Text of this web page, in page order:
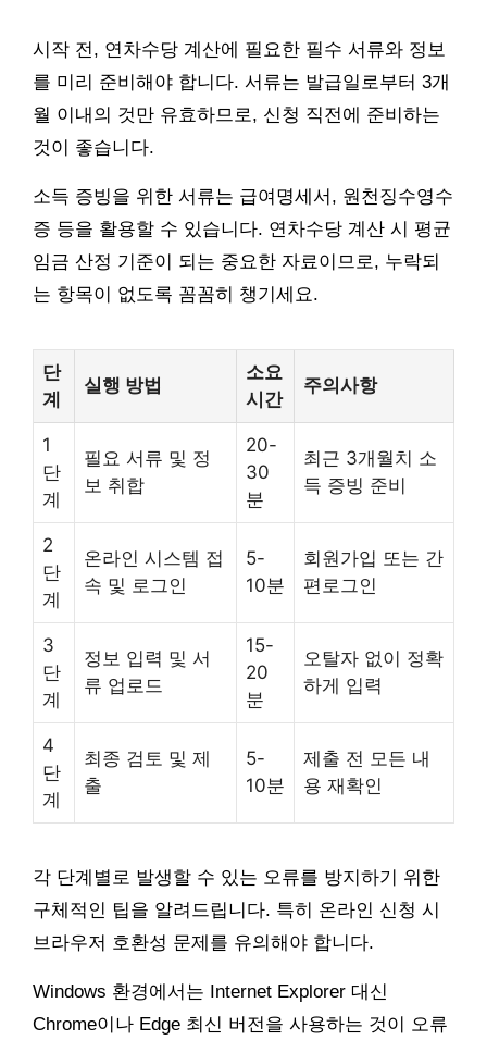
시작 전, 연차수당 계산에 필요한 필수 서류와 정보
를 미리 준비해야 합니다. 서류는 발급일로부터 3개
월 이내의 것만 유효하므로, 신청 직전에 준비하는
것이 좋습니다.
소득 증빙을 위한 서류는 급여명세서, 원천징수영수
증 등을 활용할 수 있습니다. 연차수당 계산 시 평균
임금 산정 기준이 되는 중요한 자료이므로, 누락되
는 항목이 없도록 꼼꼼히 챙기세요.
단
계
실행 방법
소요
시간
주의사항
1
단
계
필요 서류 및 정
보 취합
20-
30
분
최근 3개월치 소
득 증빙 준비
2
단
계
온라인 시스템 접
속 및 로그인
5-
10분
회원가입 또는 간
편로그인
3
단
계
정보 입력 및 서
류 업로드
15-
20
분
오탈자 없이 정확
하게 입력
4
단
계
최종 검토 및 제
출
5-
10분
제출 전 모든 내
용 재확인
각 단계별로 발생할 수 있는 오류를 방지하기 위한
구체적인 팁을 알려드립니다. 특히 온라인 신청 시
브라우저 호환성 문제를 유의해야 합니다.
Windows 환경에서는 Internet Explorer 대신
Chrome이나 Edge 최신 버전을 사용하는 것이 오류